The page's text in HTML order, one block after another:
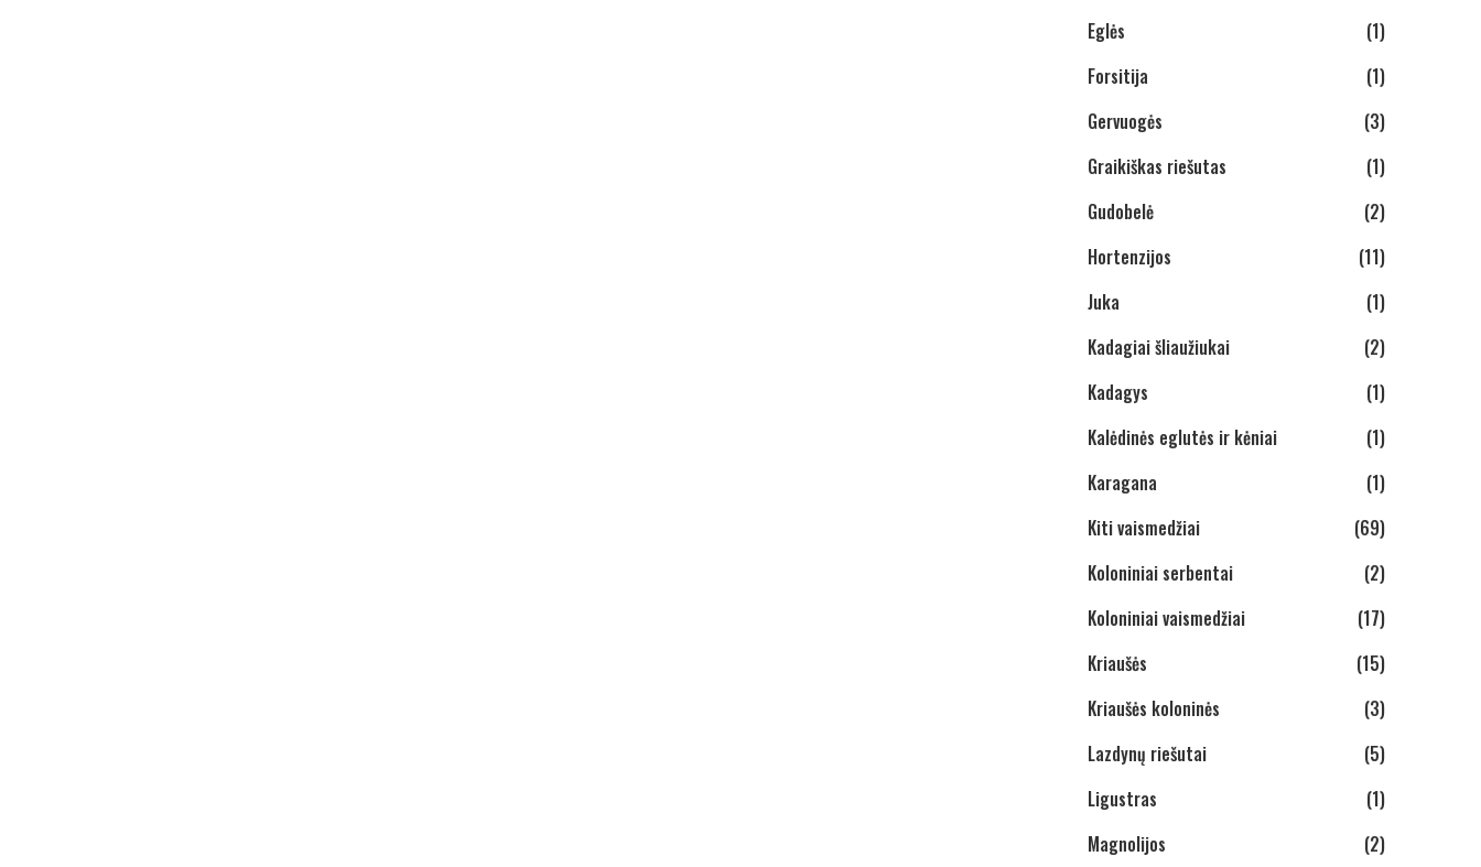
Eglės
(1)
Forsitija
(1)
Gervuogės
(3)
Graikiškas riešutas
(1)
Gudobelė
(2)
Hortenzijos
(11)
Juka
(1)
Kadagiai šliaužiukai
(2)
Kadagys
(1)
Kalėdinės eglutės ir kėniai
(1)
Karagana
(1)
Kiti vaismedžiai
(69)
Koloniniai serbentai
(2)
Koloniniai vaismedžiai
(17)
Kriaušės
(15)
Kriaušės koloninės
(3)
Lazdynų riešutai
(5)
Ligustras
(1)
Magnolijos
(2)